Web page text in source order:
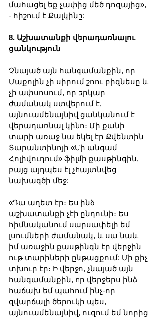
մահացել եք չափից մեծ դոզայից»,
- հիշում է Քալկինը:
8. Աշխատանքի վերադառնալու
ցանկություն
Չնայած այն հանգամանքին, որ
Մաքոլին չի սիրում շոու բիզնեսը և
չի ափսոսում, որ երկար
ժամանակ ստվերում է,
այնուամենայնիվ ցանկանում է
վերադառնալ կինո։ Մի քանի
տարի առաջ նա եկել էր Քվենտին
Տարանտինոյի «Մի անգամ
Հոլիվուդում» ֆիլմի քասթինգին,
բայց այդպես էլ չհայտնվեց
նախագծի մեջ:
«Դա աղետ էր։ Ես ինձ
աշխատանքի չէի ընդունի։ Ես
հիմնականում սարսափելի եմ
լսումների ժամանակ, և սա նաև
իմ առաջին քասթինգն էր վերջին
ութ տարիների ընթացքում: Մի քիչ
տխուր էր։ Ի վերջո, չնայած այն
հանգամանքին, որ վերջերս ինձ
հաճախ եմ պահում ինչ-որ
զվարճալի ծերուկի պես,
այնուամենայնիվ, ուզում եմ նորից